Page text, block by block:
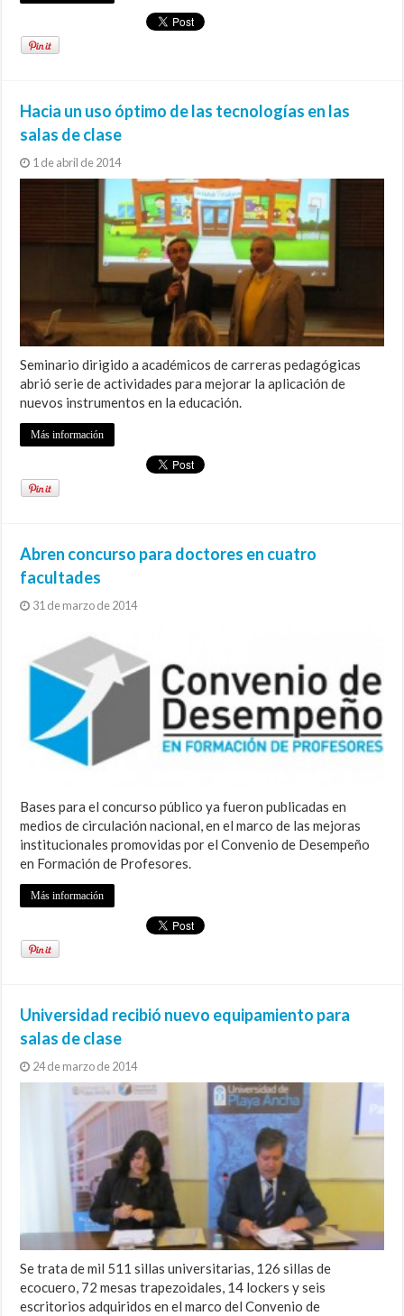
Hacia un uso óptimo de las tecnologías en las
salas de clase
1 de abril de 2014
Seminario dirigido a académicos de carreras pedagógicas
abrió serie de actividades para mejorar la aplicación de
nuevos instrumentos en la educación.
Más información
Abren concurso para doctores en cuatro
facultades
31 de marzo de 2014
Bases para el concurso público ya fueron publicadas en
medios de circulación nacional, en el marco de las mejoras
institucionales promovidas por el Convenio de Desempeño
en Formación de Profesores.
Más información
Universidad recibió nuevo equipamiento para
salas de clase
24 de marzo de 2014
Se trata de mil 511 sillas universitarias, 126 sillas de
ecocuero, 72 mesas trapezoidales, 14 lockers y seis
escritorios adquiridos en el marco del Convenio de